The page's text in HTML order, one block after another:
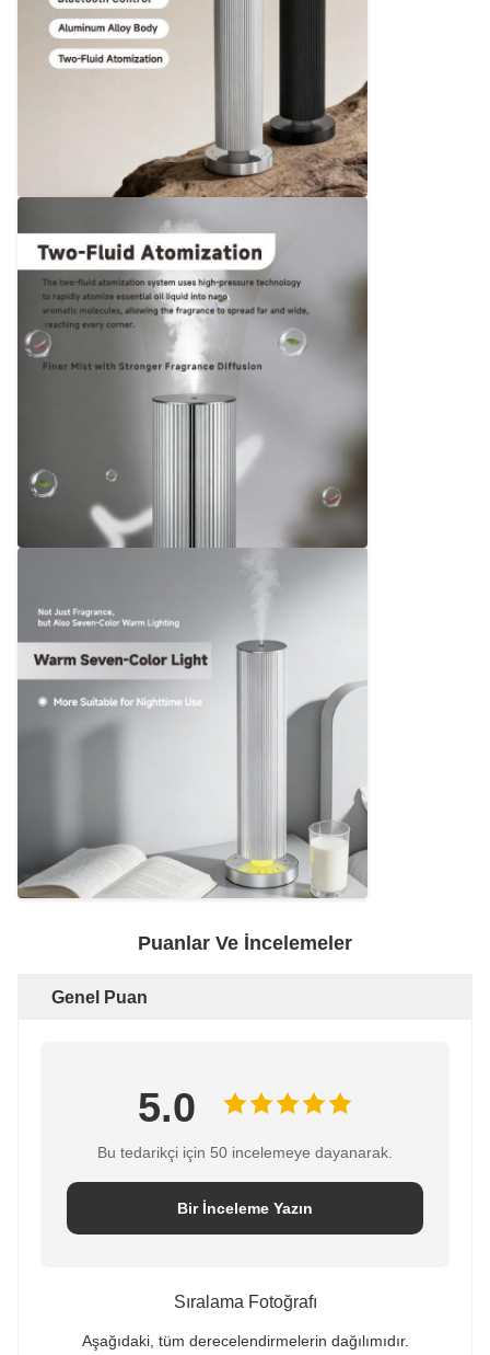
Puanlar Ve İncelemeler
Genel Puan
5.0
Bu tedarikçi için 50 incelemeye dayanarak.
Bir İnceleme Yazın
Sıralama Fotoğrafı
Aşağıdaki, tüm derecelendirmelerin dağılımıdır.